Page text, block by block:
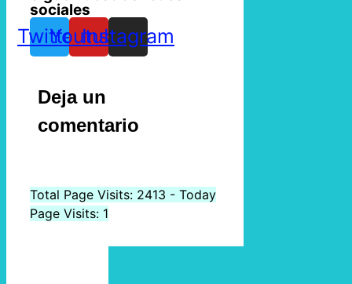
sociales
TwitterYoutube
Instagram
Deja un
comentario
Total Page Visits: 2413 - Today
Page Visits: 1